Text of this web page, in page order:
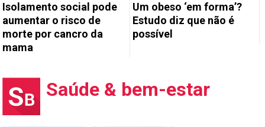
Isolamento social pode
aumentar o risco de
morte por cancro da
mama
Um obeso ‘em forma’?
Estudo diz que não é
possível
Saúde & bem-estar